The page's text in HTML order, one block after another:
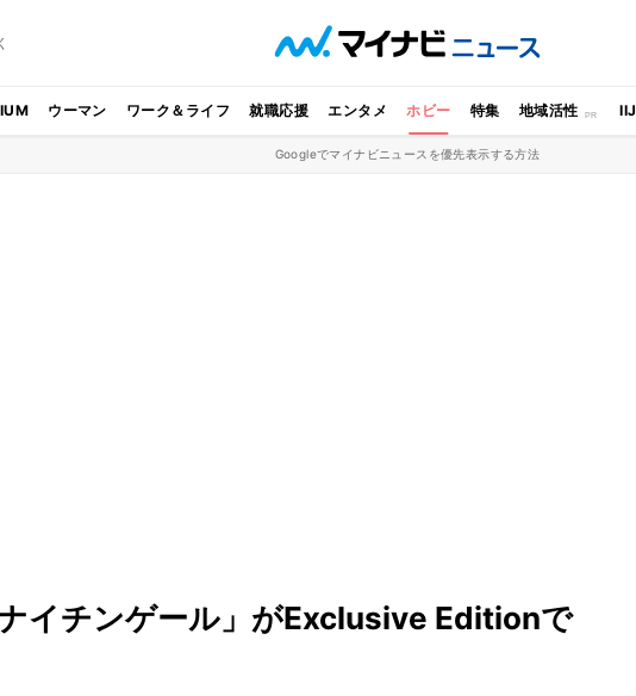
ウーマン ワーク＆ライフ 就職応援 エンタメ ホビー 特集 地域活性 IIJ
Googleでマイナビニュースを優先表示する方法
イチンゲール」がExclusive Editionで